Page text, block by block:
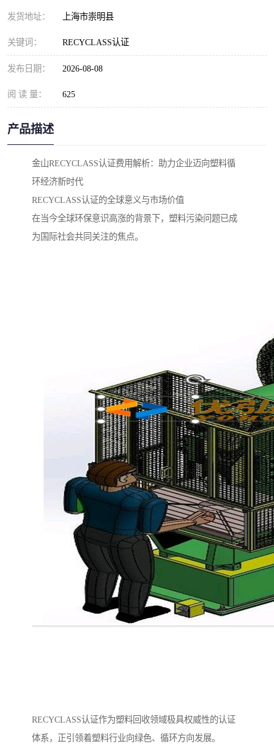
发货地址： 上海市崇明县
关键词： RECYCLASS认证
发布日期： 2026-08-08
阅 读 量： 625
产品描述
金山RECYCLASS认证费用解析：助力企业迈向塑料循
环经济新时代
RECYCLASS认证的全球意义与市场价值
在当今全球环保意识高涨的背景下，塑料污染问题已成
为国际社会共同关注的焦点。
RECYCLASS认证作为塑料回收领域极具权威性的认证
体系，正引领着塑料行业向绿色、循环方向发展。